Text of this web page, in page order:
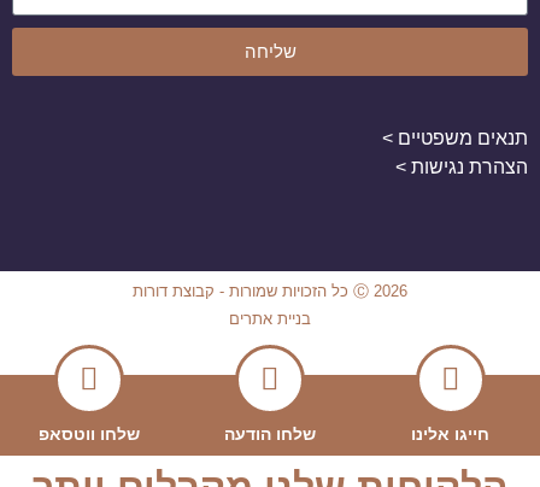
שליחה
תנאים משפטיים >
הצהרת נגישות >
Ⓒ 2026 כל הזכויות שמורות - קבוצת דורות
בניית אתרים
חייגו אלינו שלחו הודעה שלחו ווטסאפ